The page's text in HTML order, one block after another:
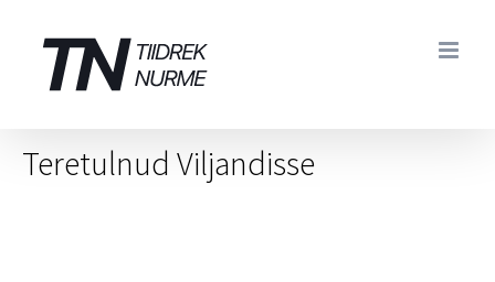
content
Teretulnud Viljandisse